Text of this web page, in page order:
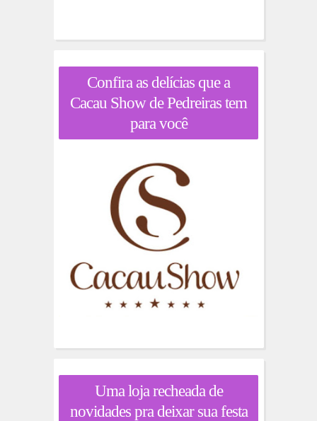
Confira as delícias que a
Cacau Show de Pedreiras tem
para você
Uma loja recheada de
novidades pra deixar sua festa